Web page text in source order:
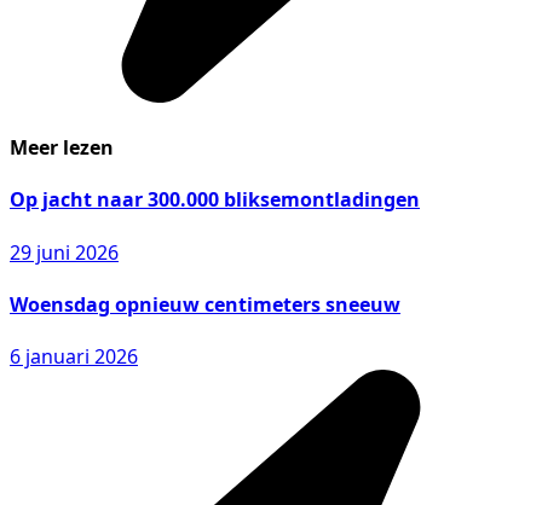
Meer lezen
Op jacht naar 300.000 bliksemontladingen
29 juni 2026
Woensdag opnieuw centimeters sneeuw
6 januari 2026